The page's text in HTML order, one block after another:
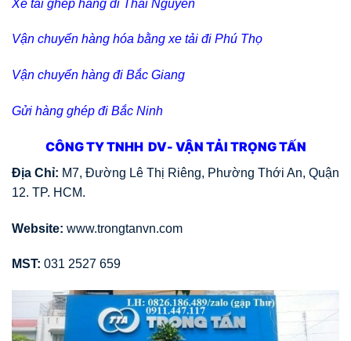
Xe tải ghép hàng đi Thái Nguyên
Vận chuyển hàng hóa bằng xe tải đi Phú Thọ
Vận chuyển hàng đi Bắc Giang
Gửi hàng ghép đi Bắc Ninh
CÔNG TY TNHH DV- VẬN TẢI TRỌNG TẤN
Địa Chỉ: M7, Đường Lê Thị Riêng, Phường Thới An, Quận
12. TP. HCM.
Website: www.trongtanvn.com
MST: 031 2527 659